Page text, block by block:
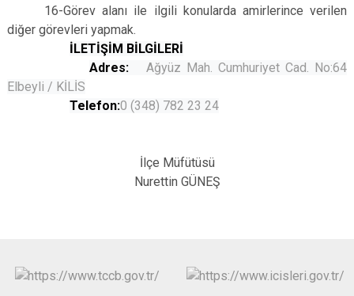
16-Görev alanı ile ilgili konularda amirlerince verilen
diğer görevleri yapmak.
İLETİŞİM BİLGİLERİ
Adres:
Ağyüz Mah. Cumhuriyet Cad. No:64
Elbeyli / KİLİS
Telefon:0 (348) 782 23 24
İlçe Müfütüsü
Nurettin GÜNEŞ